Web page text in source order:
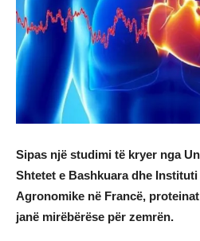
Sipas një studimi të kryer nga
Shtetet e Bashkuara dhe
Agronomike në Francë,
janë mirëbërëse për zemrën.